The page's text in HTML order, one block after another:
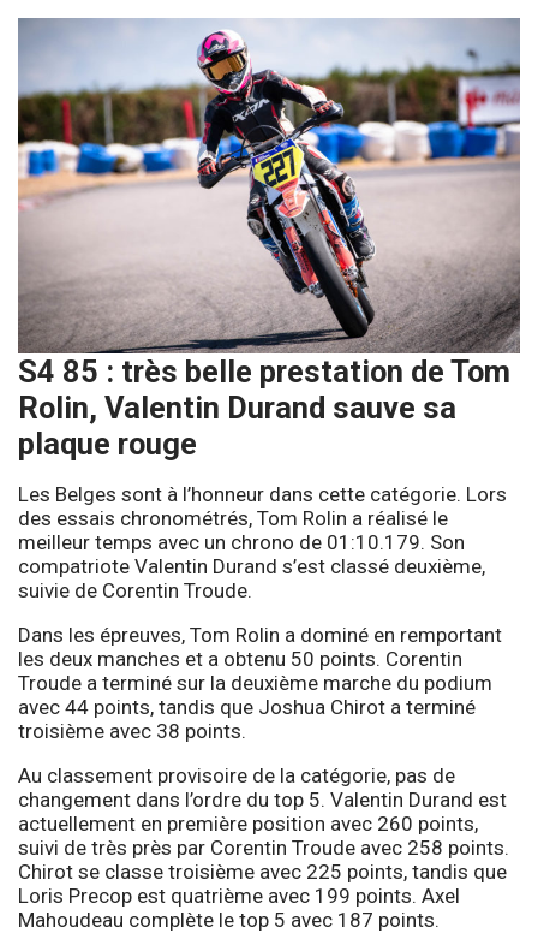
S4 85 : très belle prestation de Tom
Rolin, Valentin Durand sauve sa
plaque rouge
Les Belges sont à l’honneur dans cette catégorie. Lors
des essais chronométrés, Tom Rolin a réalisé le
meilleur temps avec un chrono de 01:10.179. Son
compatriote Valentin Durand s’est classé deuxième,
suivie de Corentin Troude.
Dans les épreuves, Tom Rolin a dominé en remportant
les deux manches et a obtenu 50 points. Corentin
Troude a terminé sur la deuxième marche du podium
avec 44 points, tandis que Joshua Chirot a terminé
troisième avec 38 points.
Au classement provisoire de la catégorie, pas de
changement dans l’ordre du top 5. Valentin Durand est
actuellement en première position avec 260 points,
suivi de très près par Corentin Troude avec 258 points.
Chirot se classe troisième avec 225 points, tandis que
Loris Precop est quatrième avec 199 points. Axel
Mahoudeau complète le top 5 avec 187 points.